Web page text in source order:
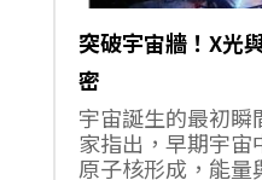
突破宇宙牆！X光
密
宇宙誕生的最初瞬
家指出，早期宇宙
原子核形成，能量